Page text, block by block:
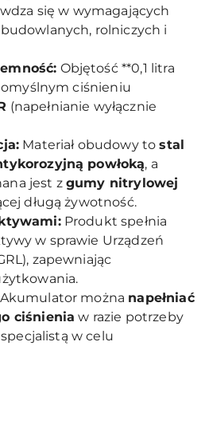
się w wymagających
rolniczych i
Objętość **0,1 litra
ciśnieniu
(napełnianie wyłącznie
Materiał obudowy tostal
powłoką, a
jest zgumy nitrylowej
długą żywotność.
Produkt spełnia
w sprawie Urządzeń
zapewniając
Akumulator można napełniać
ciśnienia w razie potrzeby
w celu